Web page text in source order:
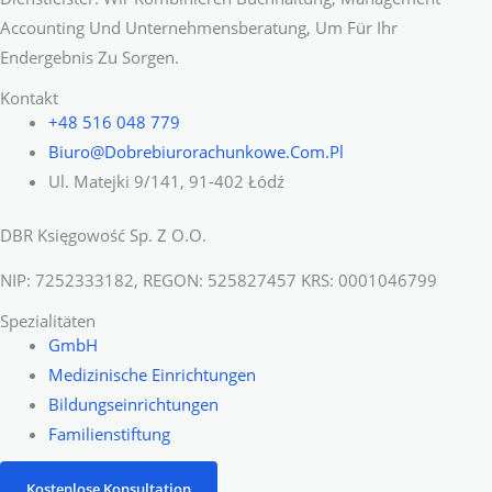
Accounting Und Unternehmensberatung, Um Für Ihr
Endergebnis Zu Sorgen.
Kontakt
+48 516 048 779
Biuro@dobrebiurorachunkowe.com.pl
Ul. Matejki 9/141, 91-402 Łódź
DBR Księgowość Sp. Z O.o.
NIP: 7252333182, REGON: 525827457 KRS: 0001046799
Spezialitäten
GmbH
Medizinische Einrichtungen
Bildungseinrichtungen
Familienstiftung